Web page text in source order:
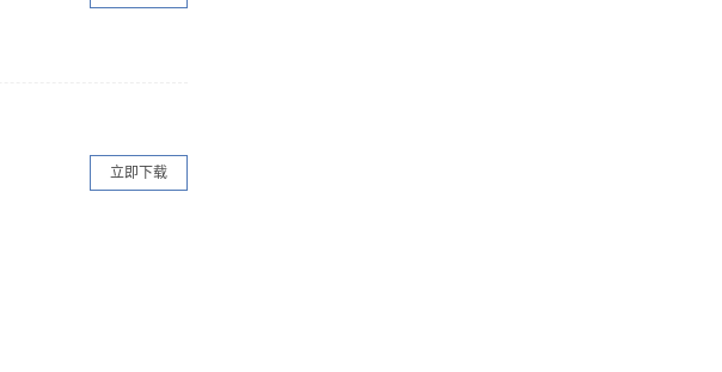
立即下载